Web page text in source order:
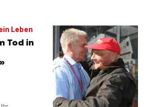
Leben
Tod in